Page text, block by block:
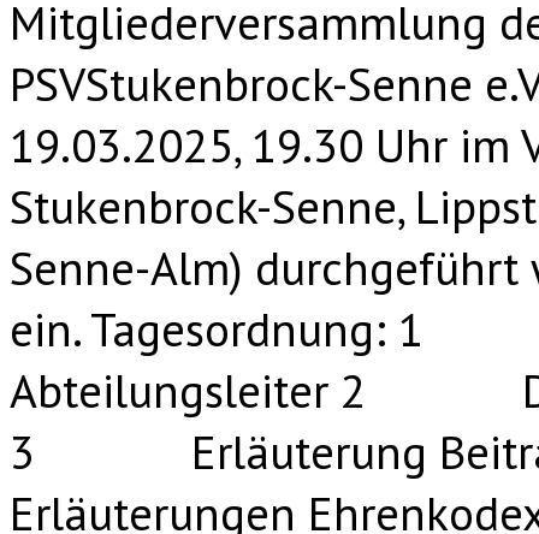
Mitgliederversammlung
PSVStukenbrock-Senne
19.03.2025, 19.30 Uhr im
Stukenbrock-Senne,
Senne-Alm)
ein. Tagesordnung: 1
Abteilungsleiter 2
3 Erläuterung